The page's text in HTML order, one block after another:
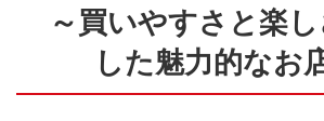
～買いやすさと楽
した魅力的なお